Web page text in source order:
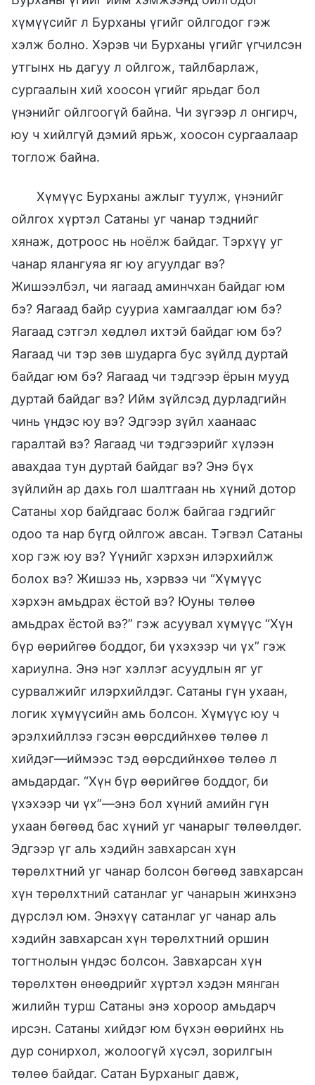
хүмүүсийг л Бурханы үгийг ойлгодог гэж
хэлж болно. Хэрэв чи Бурханы үгийг үгчилсэн
утгынх нь дагуу л ойлгож, тайлбарлаж,
сургаалын хий хоосон үгийг ярьдаг бол
үнэнийг ойлгоогүй байна. Чи зүгээр л онгирч,
юу ч хийлгүй дэмий ярьж, хоосон сургаалаар
тоглож байна.
Хүмүүс Бурханы ажлыг туулж, үнэнийг
ойлгох хүртэл Сатаны уг чанар тэднийг
хянаж, дотроос нь ноёлж байдаг. Тэрхүү уг
чанар ялангуяа яг юу агуулдаг вэ?
Жишээлбэл, чи яагаад аминчхан байдаг юм
бэ? Яагаад байр сууриа хамгаалдаг юм бэ?
Яагаад сэтгэл хөдлөл ихтэй байдаг юм бэ?
Яагаад чи тэр зөв шударга бус зүйлд дуртай
байдаг юм бэ? Яагаад чи тэдгээр ёрын мууд
дуртай байдаг вэ? Ийм зүйлсэд дурладгийн
чинь үндэс юу вэ? Эдгээр зүйл хаанаас
гаралтай вэ? Яагаад чи тэдгээрийг хүлээн
авахдаа тун дуртай байдаг вэ? Энэ бүх
зүйлийн ар дахь гол шалтгаан нь хүний дотор
Сатаны хор байдгаас болж байгаа гэдгийг
одоо та нар бүгд ойлгож авсан. Тэгвэл Сатаны
хор гэж юу вэ? Үүнийг хэрхэн илэрхийлж
болох вэ? Жишээ нь, хэрвээ чи “Хүмүүс
хэрхэн амьдрах ёстой вэ? Юуны төлөө
амьдрах ёстой вэ?” гэж асуувал хүмүүс “Хүн
бүр өөрийгөө боддог, би үхэхээр чи үх” гэж
хариулна. Энэ нэг хэллэг асуудлын яг уг
сурвалжийг илэрхийлдэг. Сатаны гүн ухаан,
логик хүмүүсийн амь болсон. Хүмүүс юу ч
эрэлхийллээ гэсэн өөрсдийнхөө төлөө л
хийдэг—иймээс тэд өөрсдийнхөө төлөө л
амьдардаг. “Хүн бүр өөрийгөө боддог, би
үхэхээр чи үх”—энэ бол хүний амийн гүн
ухаан бөгөөд бас хүний уг чанарыг төлөөлдөг.
Эдгээр үг аль хэдийн завхарсан хүн
төрөлхтний уг чанар болсон бөгөөд завхарсан
хүн төрөлхтний сатанлаг уг чанарын жинхэнэ
дүрслэл юм. Энэхүү сатанлаг уг чанар аль
хэдийн завхарсан хүн төрөлхтний оршин
тогтнолын үндэс болсон. Завхарсан хүн
төрөлхтөн өнөөдрийг хүртэл хэдэн мянган
жилийн турш Сатаны энэ хороор амьдарч
ирсэн. Сатаны хийдэг юм бүхэн өөрийнх нь
дур сонирхол, жолоогүй хүсэл, зорилгын
төлөө байдаг. Сатан Бурханыг давж,